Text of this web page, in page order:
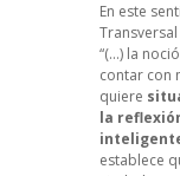
En este
“(…) la
contar con
quiere
la
establece